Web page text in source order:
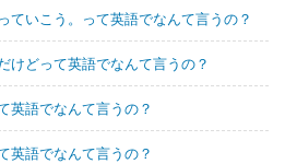
ていこう。って英語でなんて言うの？
けどって英語でなんて言うの？
英語でなんて言うの？
英語でなんて言うの？